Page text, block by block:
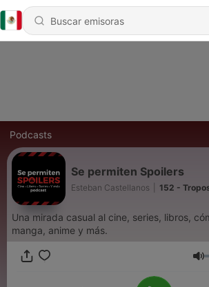
Podcasts
Se permiten Spoilers
Esteban Castellanos 152 -
Una mirada casual al cine, series, libros,
manga, anime y más.